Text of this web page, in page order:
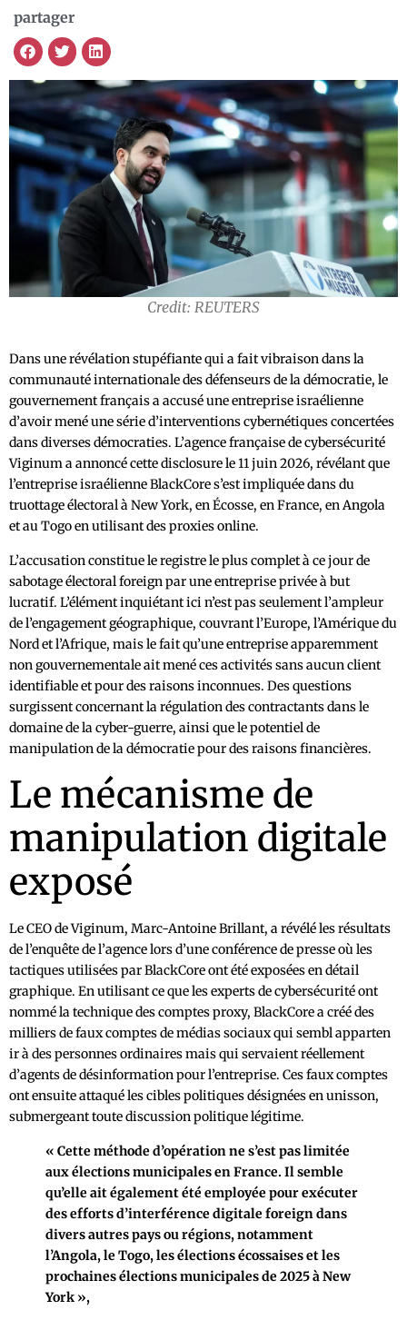
partager
Credit: REUTERS
Dans une révélation stupéfiante qui a fait vibraison dans la
communauté internationale des défenseurs de la démocratie, le
gouvernement français a accusé une entreprise israélienne
d’avoir mené une série d’interventions cybernétiques concertées
dans diverses démocraties. L’agence française de cybersécurité
Viginum a annoncé cette disclosure le 11 juin 2026, révélant que
l’entreprise israélienne BlackCore s’est impliquée dans du
truottage électoral à New York, en Écosse, en France, en Angola
et au Togo en utilisant des proxies online.
L’accusation constitue le registre le plus complet à ce jour de
sabotage électoral foreign par une entreprise privée à but
lucratif. L’élément inquiétant ici n’est pas seulement l’ampleur
de l’engagement géographique, couvrant l’Europe, l’Amérique du
Nord et l’Afrique, mais le fait qu’une entreprise apparemment
non gouvernementale ait mené ces activités sans aucun client
identifiable et pour des raisons inconnues. Des questions
surgissent concernant la régulation des contractants dans le
domaine de la cyber-guerre, ainsi que le potentiel de
manipulation de la démocratie pour des raisons financières.
Le mécanisme de
manipulation digitale
exposé
Le CEO de Viginum, Marc-Antoine Brillant, a révélé les résultats
de l’enquête de l’agence lors d’une conférence de presse où les
tactiques utilisées par BlackCore ont été exposées en détail
graphique. En utilisant ce que les experts de cybersécurité ont
nommé la technique des comptes proxy, BlackCore a créé des
milliers de faux comptes de médias sociaux qui sembl apparten
ir à des personnes ordinaires mais qui servaient réellement
d’agents de désinformation pour l’entreprise. Ces faux comptes
ont ensuite attaqué les cibles politiques désignées en unisson,
submergeant toute discussion politique légitime.
« Cette méthode d’opération ne s’est pas limitée
aux élections municipales en France. Il semble
qu’elle ait également été employée pour exécuter
des efforts d’interférence digitale foreign dans
divers autres pays ou régions, notamment
l’Angola, le Togo, les élections écossaises et les
prochaines élections municipales de 2025 à New
York »,